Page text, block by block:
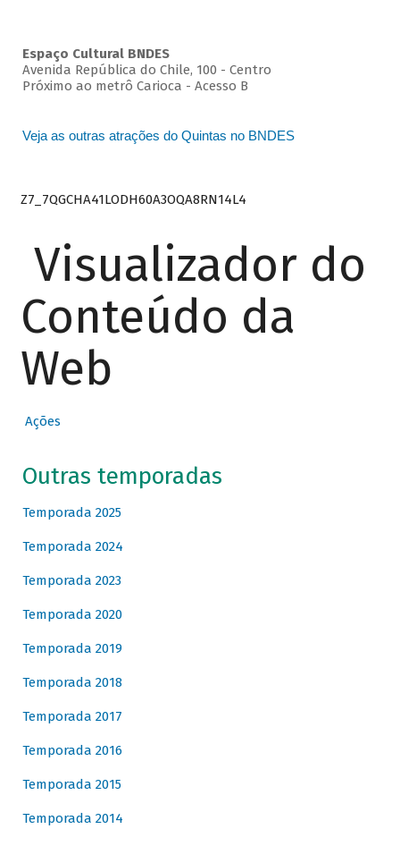
Espaço Cultural BNDES
Avenida República do Chile, 100 - Centro
Próximo ao metrô Carioca - Acesso B
Veja as outras atrações do Quintas no BNDES
Z7_7QGCHA41LODH60A3OQA8RN14L4
Visualizador do
Conteúdo da
Web
Ações
Outras temporadas
Temporada 2025
Temporada 2024
Temporada 2023
Temporada 2020
Temporada 2019
Temporada 2018
Temporada 2017
Temporada 2016
Temporada 2015
Temporada 2014